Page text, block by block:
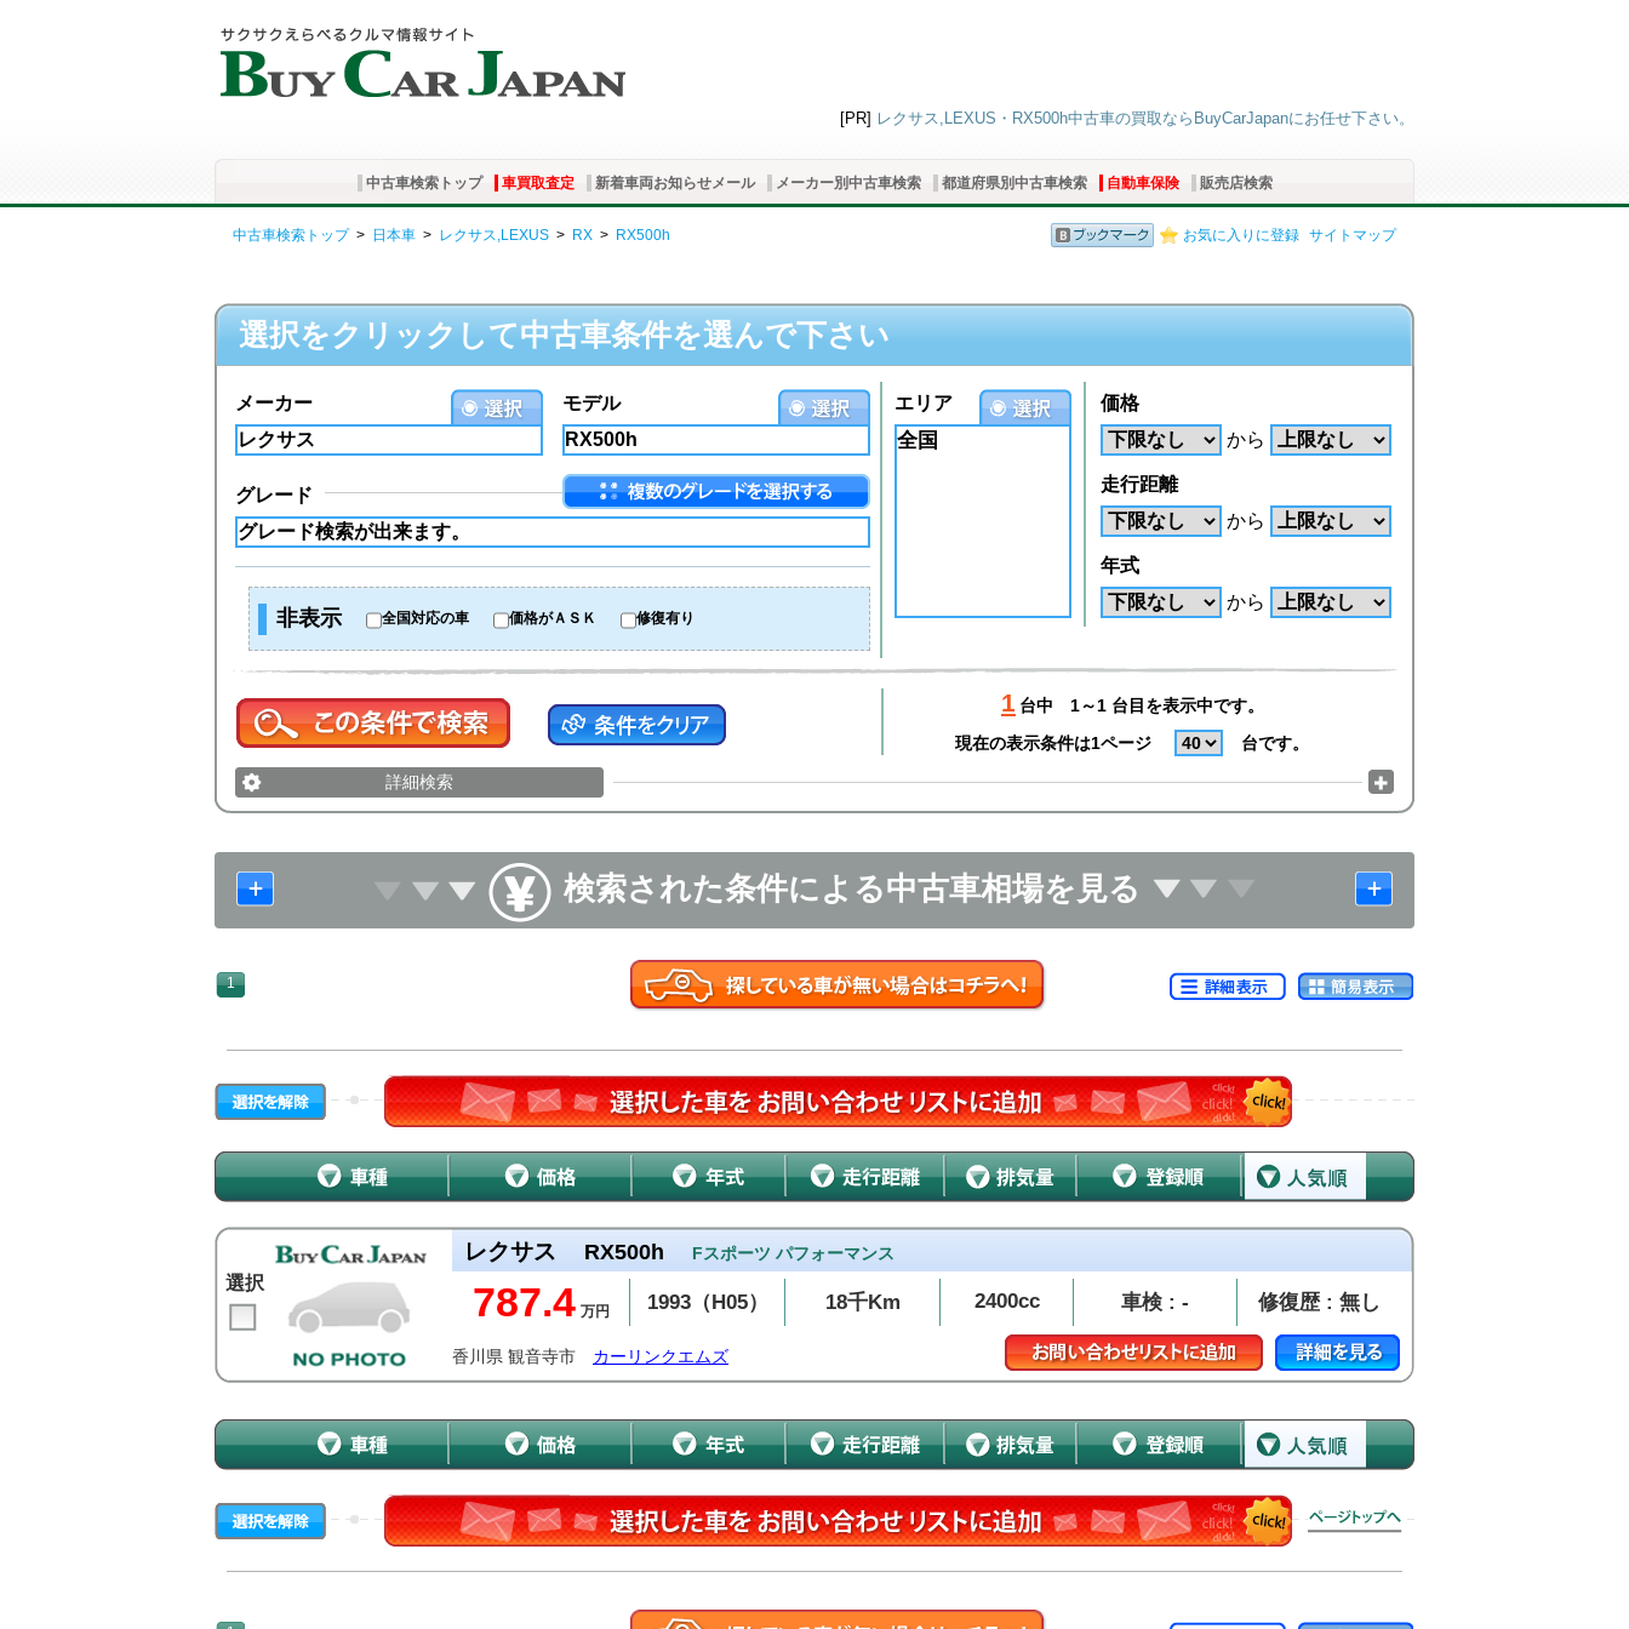
[PR] レクサス,LEXUS・RX500h中古車の買取ならBuyCarJapanにお任せ下さい。
中古車検索トップ 車買取査定 新着車両お知らせメール メーカー別中古車検索 都道府県別中古車検索 自動車保険 販売店検索
お気に入りに登録 サイトマップ
中古車検索トップ> 日本車 > レクサス,LEXUS > RX > RX500h
選択をクリックして中古車条件を選んで下さい
モデル
メーカー
グレード
非表示 全国対応の車 価格がＡＳＫ 修復有り
エリア
全国
価格
から
走行距離
から
年式
から
1 台中
1～1 台目を表示中です。
現在の表示条件は1ページ
台です。
詳細検索
検索された条件による中古車相場を見る
1
選択
レクサス RX500h Fスポーツ パフォーマンス
787.4 万円 1993（H05） 18千Km 2400cc 車検 : - 修復歴 : 無し
香川県 観音寺市 カーリンクエムズ